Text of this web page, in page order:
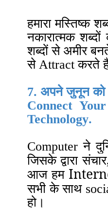
हमारा मस्तिष्क
नकारात्मक
शब्दों से अमीर
से Attract करते
7. अपनेजुनून को
Connect
Technology.
Computer ने
जिसके द्वारा
आज हम
सभी के साथ
हो ।